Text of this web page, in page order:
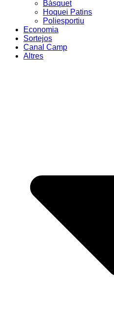
Bàsquet
Hoquei Patins
Poliesportiu
Economia
Sortejos
Canal Camp
Altres